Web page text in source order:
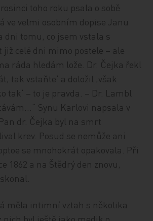
toho roku psala o sobě
ve velmi osobním dopise Janu
dni tomu, co jsem vstala s
celé dni mimo postele – ale
ráda hledám lože. Dr. Čejka řekl
tak vstaňte‘ a doložil ‚však
tak‘ – to je pravda. – Dr. Lambl
Synu Karlovi napsala v
dr. Čejka byl na smrt
krev. Posud se nemůže ani
se mnohokrát opakovala. Při
1862 a na Štědrý den znovu,
měla intimní vztah s několika